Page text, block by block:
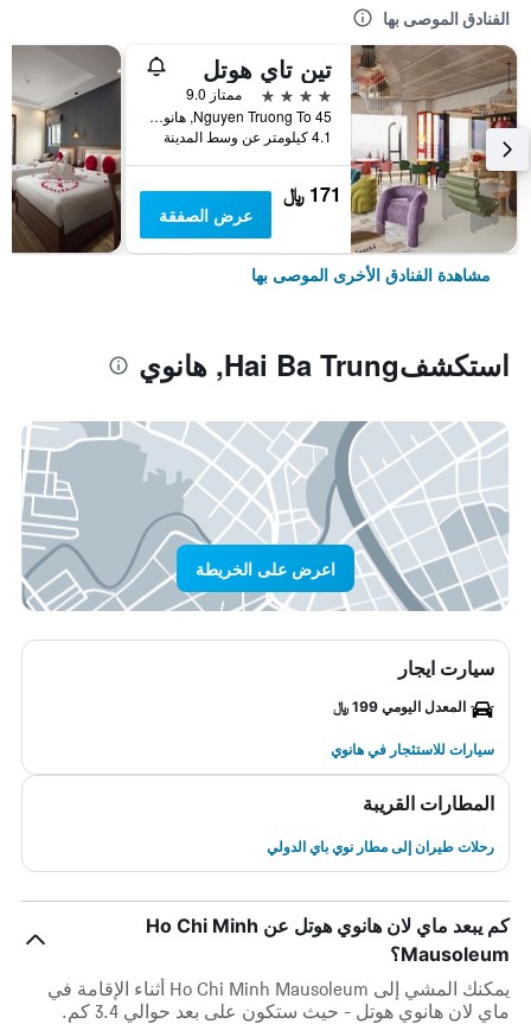
الفنادق الموصى بها
تين تاي هوتل
4 نجوم
ممتاز 9.0
45 Nguyen Truong To, هانوي, فيتنام
4.1 كيلومتر عن وسط المدينة
171 ﷼
عرض الصفقة
مشاهدة الفنادق الأخرى الموصى بها
استكشفHai Ba Trung, هانوي
اعرض على الخريطة
سيارت ايجار
المعدل اليومي 199 ﷼
سيارات للاستئجار في هانوي
المطارات القريبة
رحلات طيران إلى مطار نوي باي الدولي
كم يبعد ماي لان هانوي هوتل عن Ho Chi Minh
Mausoleum؟
يمكنك المشي إلى Ho Chi Minh Mausoleum أثناء الإقامة في
ماي لان هانوي هوتل - حيث ستكون على بعد حوالي 3.4 كم.